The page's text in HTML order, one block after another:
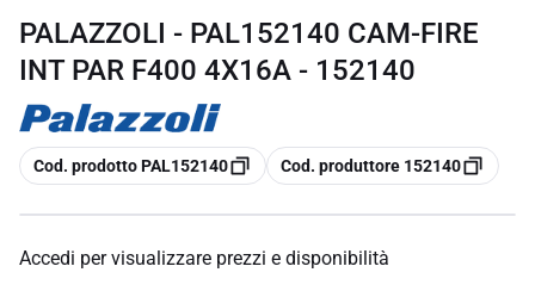
PALAZZOLI - PAL152140 CAM-FIRE
INT PAR F400 4X16A - 152140
copia
Cod. prodotto PAL152140 copia
Cod. produttore 152140
Accedi per visualizzare prezzi e disponibilità